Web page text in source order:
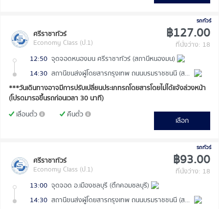
รถทัวร์
ศรีราชาทัวร์
Economy Class (ป.1)
฿127.00
ที่นั่งว่าง: 18
12:50 จุดจอดหนองมน ศรีราชาทัวร์ (สถานีหนองมน)
14:30
สถานีขนส่งผู้โดยสารกรุงเทพ ถนนบรมราชชนนี (สายใต้ใหม่)
***วันเดินทางอาจมีการปรับเปลี่ยนประเภทรถโดยสารโดยไม่ได้แจ้งล่วงหน้า
(โปรดมารอขึ้นรถก่อนเวลา 30 นาที)
เลื่อนตั๋ว
คืนตั๋ว
เลือก
รถทัวร์
ศรีราชาทัวร์
Economy Class (ป.1)
฿93.00
ที่นั่งว่าง: 18
13:00 จุดจอด อ.เมืองชลบุรี (ตึกคอมชลบุรี)
14:30
สถานีขนส่งผู้โดยสารกรุงเทพ ถนนบรมราชชนนี (สายใต้ใหม่)